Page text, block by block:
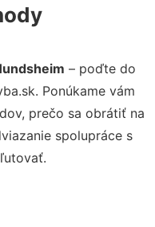
– poďte do
Ponúkame vám
prečo sa obrátiť na
spolupráce s